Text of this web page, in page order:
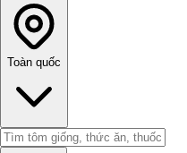
Toàn quốc